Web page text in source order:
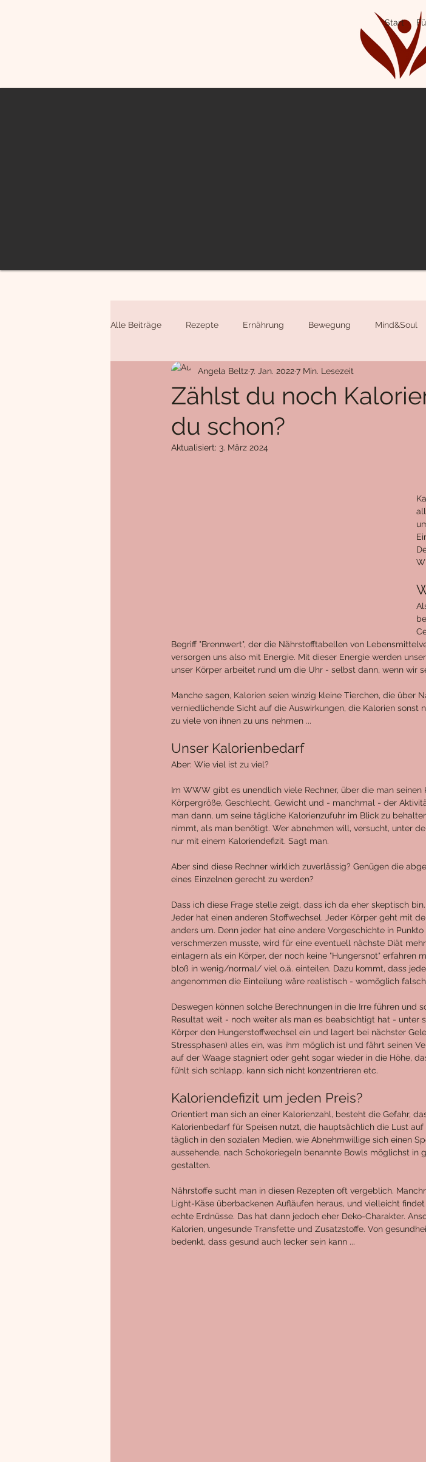
Start
Alle Beiträge Rezepte Ernährung Bewegung Mind&Soul
Soßen und Dressings Hauptgerichte Beilagen
süße Snacks Newsletter Weihnachten
Zählst du noch
du schon?
Angela Beltz7. Jan. 20227 Min. Lesezeit
Aktualisiert: 3. März 2024
Begriff "Brennwert", der die Nährstofftabellen von
versorgen uns also mit Energie. Mit dieser Energie werden
unser Körper arbeitet rund um die Uhr - selbst dann, wenn wir
Manche sagen, Kalorien seien winzig kleine Tierchen, die über
verniedlichende Sicht auf die Auswirkungen, die Kalorien sonst
zu viele von ihnen zu uns nehmen ...
Unser Kalorienbedarf
Aber: Wie viel ist zu viel?
Im WWW gibt es unendlich viele Rechner, über die man
Körpergröße, Geschlecht, Gewicht und - manchmal - der
man dann, um seine tägliche Kalorienzufuhr im Blick zu
nimmt, als man benötigt. Wer abnehmen will, versucht, unter
nur mit einem Kaloriendefizit. Sagt man.
Aber sind diese Rechner wirklich zuverlässig? Genügen die
eines Einzelnen gerecht zu werden?
Dass ich diese Frage stelle zeigt, dass ich da eher skeptisch
Jeder hat einen anderen Stoffwechsel. Jeder Körper geht mit
anders um. Denn jeder hat eine andere Vorgeschichte in
verschmerzen musste, wird für eine eventuell nächste Diät
einlagern als ein Körper, der noch keine "Hungersnot" erfahren
bloß in wenig/normal/ viel o.ä. einteilen. Dazu kommt, dass
angenommen die Einteilung wäre realistisch - womöglich
Deswegen können solche Berechnungen in die Irre führen und
Resultat weit - noch weiter als man es beabsichtigt hat - unter
Körper den Hungerstoffwechsel ein und lagert bei nächster
Stressphasen) alles ein, was ihm möglich ist und fährt seinen
auf der Waage stagniert oder geht sogar wieder in die Höhe,
fühlt sich schlapp, kann sich nicht konzentrieren etc.
Kaloriendefizit um jeden Preis?
Orientiert man sich an einer Kalorienzahl, besteht die Gefahr,
Kalorienbedarf für Speisen nutzt, die hauptsächlich die Lust
täglich in den sozialen Medien, wie Abnehmwillige sich einen
aussehende, nach Schokoriegeln benannte Bowls möglichst in
gestalten.
Nährstoffe sucht man in diesen Rezepten oft vergeblich.
Light-Käse überbackenen Aufläufen heraus, und vielleicht
echte Erdnüsse. Das hat dann jedoch eher Deko-Charakter.
Kalorien, ungesunde Transfette und Zusatzstoffe. Von
bedenkt, dass gesund auch lecker sein kann ...